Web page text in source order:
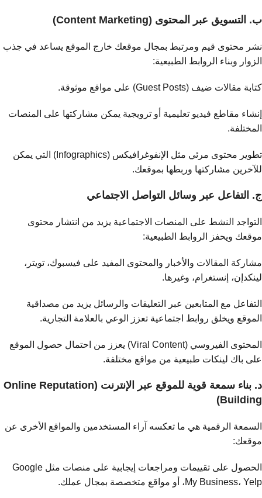
ب. التسويق عبر المحتوى (Content Marketing)
نشر محتوى قيم ومرتبط بمجال موقعك خارج الموقع يساعد في جذب
الزوار وبناء الروابط الطبيعية:
كتابة مقالات ضيف (Guest Posts) على مواقع موثوقة.
إنشاء مقاطع فيديو تعليمية أو ترويجية يمكن مشاركتها على المنصات
المختلفة.
تطوير محتوى مرئي مثل الإنفوغرافيكس (Infographics) التي يمكن
للآخرين مشاركتها وربطها بموقعك.
ج. التفاعل عبر وسائل التواصل الاجتماعي
التواجد النشط على المنصات الاجتماعية يزيد من انتشار محتوى
موقعك ويحفز الروابط الطبيعية:
مشاركة المقالات والأخبار والمحتوى المفيد على فيسبوك، تويتر،
لينكدإن، إنستغرام، وغيرها.
التفاعل مع المتابعين عبر التعليقات والرسائل يزيد من مصداقية
الموقع ويخلق روابط اجتماعية تعزز الوعي بالعلامة التجارية.
المحتوى الفيروسي (Viral Content) يعزز من احتمال حصول الموقع
على باك لينكات طبيعية من مواقع مختلفة.
د. بناء سمعة قوية للموقع عبر الإنترنت (Online Reputation
Building)
السمعة الرقمية هي ما تعكسه آراء المستخدمين والمواقع الأخرى عن
موقعك:
الحصول على تقييمات ومراجعات إيجابية على منصات مثل Google
My Business، Yelp، أو مواقع متخصصة بمجال عملك.